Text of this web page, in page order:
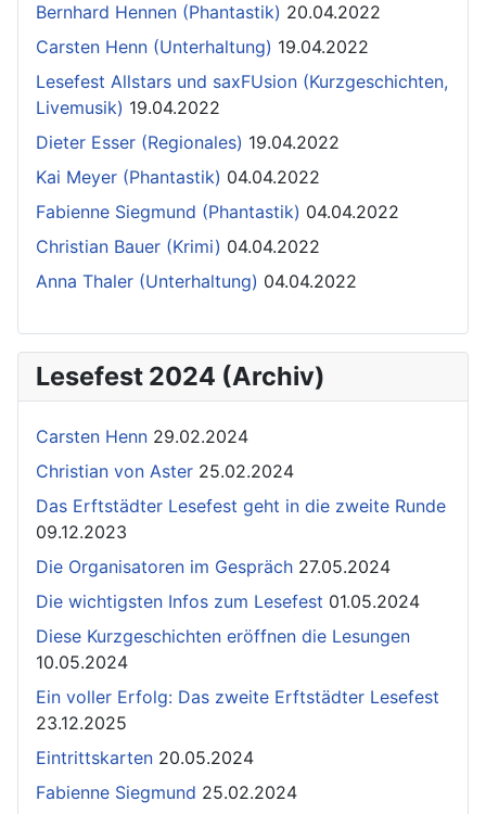
Bernhard Hennen (Phantastik) 20.04.2022
Carsten Henn (Unterhaltung) 19.04.2022
Lesefest Allstars und saxFUsion (Kurzgeschichten,
Livemusik) 19.04.2022
Dieter Esser (Regionales) 19.04.2022
Kai Meyer (Phantastik) 04.04.2022
Fabienne Siegmund (Phantastik) 04.04.2022
Christian Bauer (Krimi) 04.04.2022
Anna Thaler (Unterhaltung) 04.04.2022
Lesefest 2024 (Archiv)
Carsten Henn 29.02.2024
Christian von Aster 25.02.2024
Das Erftstädter Lesefest geht in die zweite Runde
09.12.2023
Die Organisatoren im Gespräch 27.05.2024
Die wichtigsten Infos zum Lesefest 01.05.2024
Diese Kurzgeschichten eröffnen die Lesungen
10.05.2024
Ein voller Erfolg: Das zweite Erftstädter Lesefest
23.12.2025
Eintrittskarten 20.05.2024
Fabienne Siegmund 25.02.2024